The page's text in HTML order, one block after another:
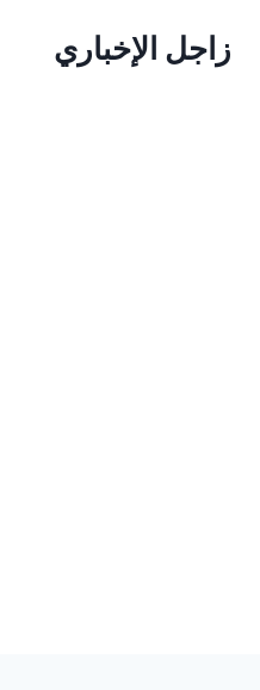
زاجل الإخباري